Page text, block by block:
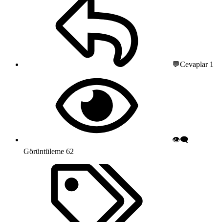
💬Cevaplar1
👁️‍🗨️
Görüntüleme 62